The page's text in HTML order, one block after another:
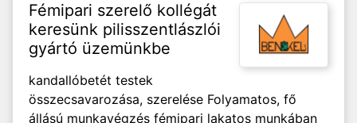
Fémipari szerelő kollégát
keresünk pilisszentlászlói
gyártó üzemünkbe
kandallóbetét testek
összecsavarozása, szerelése Folyamatos, fő
állású munkavégzés fémipari lakatos munkában